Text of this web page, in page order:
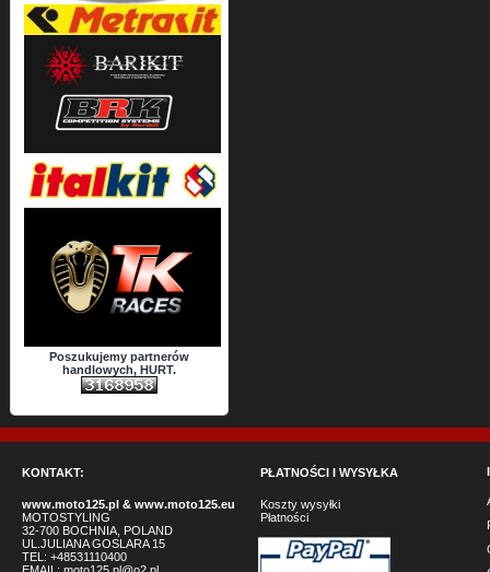
Poszukujemy partnerów
handlowych, HURT.
KONTAKT:
www.moto125.pl & www.moto125.eu
MOTOSTYLING
32-700 BOCHNIA, POLAND
UL.JULIANA GOSLARA 15
TEL: +48531110400
PŁATNOŚCI I WYSYŁKA
Koszty wysyłki
Płatności